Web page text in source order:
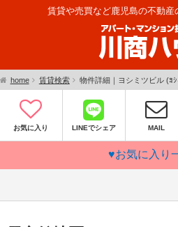
賃貸や売買など鹿児島の不動産
home 賃貸検索 物件詳細｜ヨシミツビル (ﾖ
お気に入り LINEでシェア MAIL
♥お気に入り